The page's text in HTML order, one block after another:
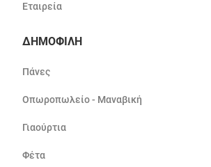
Εταιρεία
ΔΗΜΟΦΙΛΗ
Πάνες
Οπωροπωλείο - Μαναβική
Γιαούρτια
Φέτα